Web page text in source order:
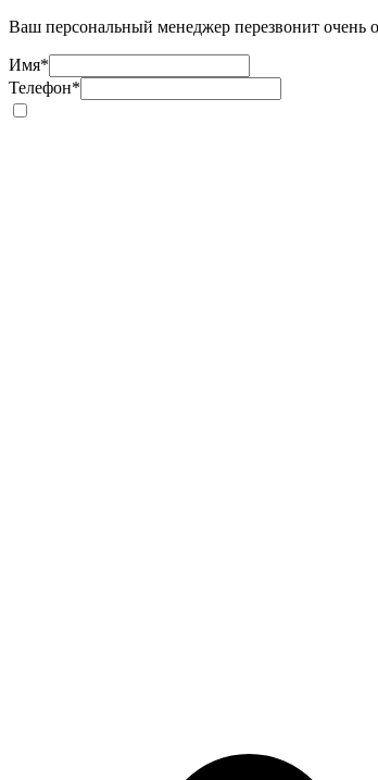
Ваш персональный менеджер перезвонит очень
Имя*
Телефон*